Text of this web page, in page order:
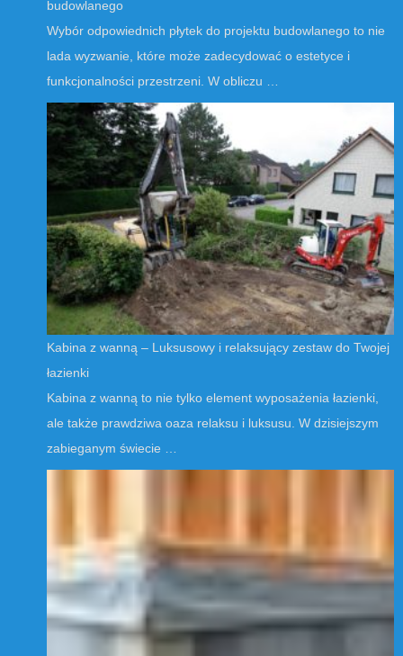
budowlanego
Wybór odpowiednich płytek do projektu budowlanego to nie
lada wyzwanie, które może zadecydować o estetyce i
funkcjonalności przestrzeni. W obliczu …
Kabina z wanną – Luksusowy i relaksujący zestaw do Twojej
łazienki
Kabina z wanną to nie tylko element wyposażenia łazienki,
ale także prawdziwa oaza relaksu i luksusu. W dzisiejszym
zabieganym świecie …